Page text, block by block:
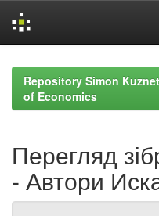
navigationRepository Simon
of Economics
Перегляд
- Автори